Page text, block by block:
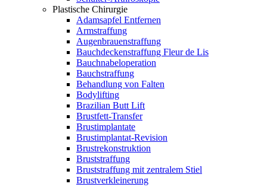
Plastische Chirurgie
Adamsapfel Entfernen
Armstraffung
Augenbrauenstraffung
Bauchdeckenstraffung Fleur de Lis
Bauchnabeloperation
Bauchstraffung
Behandlung von Falten
Bodylifting
Brazilian Butt Lift
Brustfett-Transfer
Brustimplantate
Brustimplantat-Revision
Brustrekonstruktion
Bruststraffung
Bruststraffung mit zentralem Stiel
Brustverkleinerung